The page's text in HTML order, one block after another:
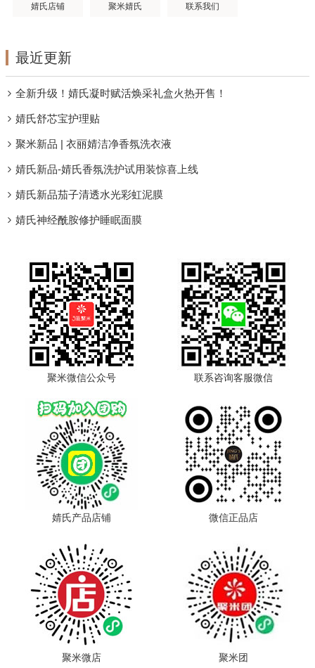
婧氏店铺 聚米婧氏 联系我们
最近更新
全新升级！婧氏凝时赋活焕采礼盒火热开售！
婧氏舒芯宝护理贴
聚米新品 | 衣丽婧洁净香氛洗衣液
婧氏新品-婧氏香氛洗护试用装惊喜上线
婧氏新品茄子清透水光彩虹泥膜
婧氏神经酰胺修护睡眠面膜
聚米微信公众号 联系咨询客服微信
婧氏产品店铺 微信正品店
聚米微店 聚米团